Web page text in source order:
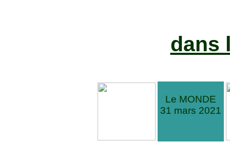
dans
Le MONDE
31 mars 2021